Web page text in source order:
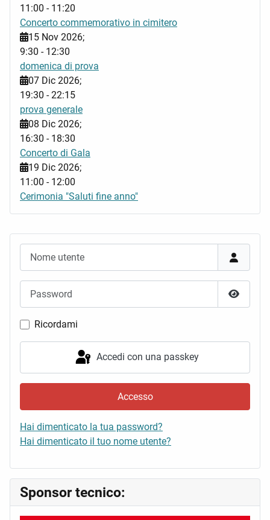
Mostra
Ricordami
Accedi con una passkey
Accesso
Hai dimenticato la tua password?
Hai dimenticato il tuo nome utente?
Sponsor tecnico:
11:00 - 11:20
Concerto commemorativo in cimitero
15 Nov 2026;
9:30 - 12:30
domenica di prova
07 Dic 2026;
19:30 -22:15
prova generale
08 Dic 2026;
16:30 - 18:30
Concerto di Gala
19 Dic 2026;
11:00 - 12:00
Cerimonia "Saluti fine anno"